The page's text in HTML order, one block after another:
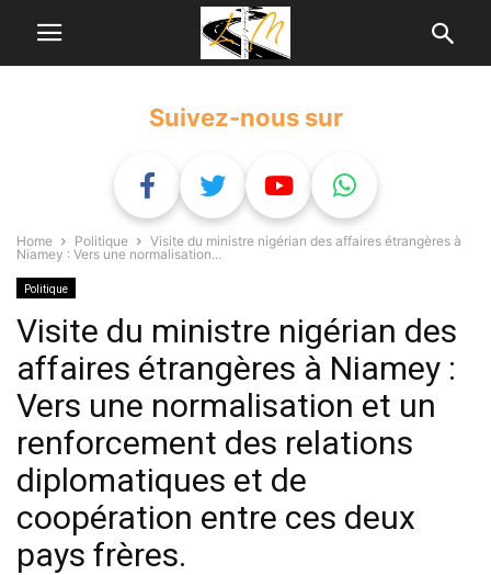
Suivez-nous sur
Home Politique
Visite du ministre nigérian des affaires étrangères à
Niamey : Vers une normalisation...
Politique
Visite du ministre nigérian des
affaires étrangères à Niamey :
Vers une normalisation et un
renforcement des relations
diplomatiques et de
coopération entre ces deux
pays frères.